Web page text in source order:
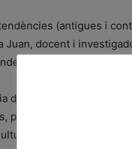
(antigues i
Juan, docent i
filosofia visual per a
de Marta Cano, gerent
president del Geoparc
de l’Ajuntament de